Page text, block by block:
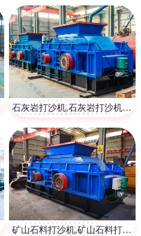
石灰岩打沙机,石灰岩打沙机价格
矿山石料打沙机,矿山石料打沙机价格